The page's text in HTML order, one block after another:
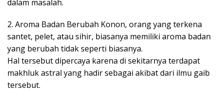
dalam masalah.
2. Aroma Badan Berubah Konon, orang yang terkena
santet, pelet, atau sihir, biasanya memiliki aroma badan
yang berubah tidak seperti biasanya.
Hal tersebut dipercaya karena di sekitarnya terdapat
makhluk astral yang hadir sebagai akibat dari ilmu gaib
tersebut.